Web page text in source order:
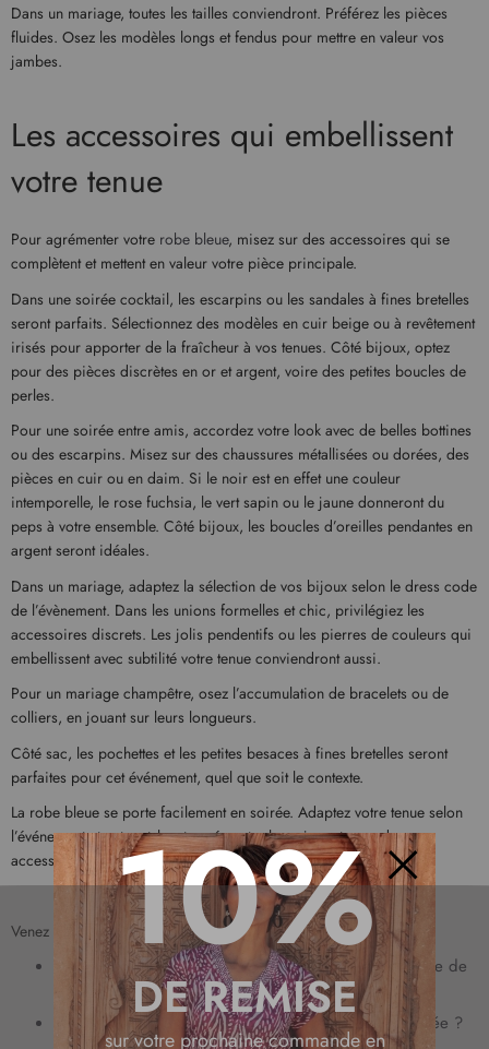
Dans un mariage, toutes les tailles conviendront. Préférez les pièces
fluides. Osez les modèles longs et fendus pour mettre en valeur vos
jambes.
Les accessoires qui embellissent
votre tenue
Pour agrémenter votre robe bleue, misez sur des accessoires qui se
complètent et mettent en valeur votre pièce principale.
Dans une soirée cocktail, les escarpins ou les sandales à fines bretelles
seront parfaits. Sélectionnez des modèles en cuir beige ou à revêtement
irisés pour apporter de la fraîcheur à vos tenues. Côté bijoux, optez
pour des pièces discrètes en or et argent, voire des petites boucles de
perles.
Pour une soirée entre amis, accordez votre look avec de belles bottines
ou des escarpins. Misez sur des chaussures métallisées ou dorées, des
pièces en cuir ou en daim. Si le noir est en effet une couleur
intemporelle, le rose fuchsia, le vert sapin ou le jaune donneront du
peps à votre ensemble. Côté bijoux, les boucles d’oreilles pendantes en
argent seront idéales.
Dans un mariage, adaptez la sélection de vos bijoux selon le dress code
de l’évènement. Dans les unions formelles et chic, privilégiez les
accessoires discrets. Les jolis pendentifs ou les pierres de couleurs qui
embellissent avec subtilité votre tenue conviendront aussi.
Pour un mariage champêtre, osez l’accumulation de bracelets ou de
colliers, en jouant sur leurs longueurs.
Côté sac, les pochettes et les petites besaces à fines bretelles seront
parfaites pour cet événement, quel que soit le contexte.
La robe bleue se porte facilement en soirée. Adaptez votre tenue selon
l’événement et votre style, et agrémentez-la en jouant avec des
accessoires.
Venez découvrir nos autres idées mode :
Quels tons de bleu choisir pour sa robe selon son type de
peau ?
Comment accessoiriser une robe bleue pour une soirée ?
Fermer
10%
DE REMISE
sur votre prochaine commande en